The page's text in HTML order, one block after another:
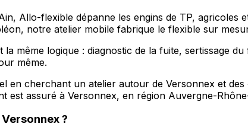
Allo-flexible dépanne les engins de TP,
notre atelier mobile fabrique le flexible sur
même logique : diagnostic de la fuite, sertissage
même.
en cherchant un atelier autour de Versonnex et
est assuré à Versonnex, en région Auvergne-
Versonnex?